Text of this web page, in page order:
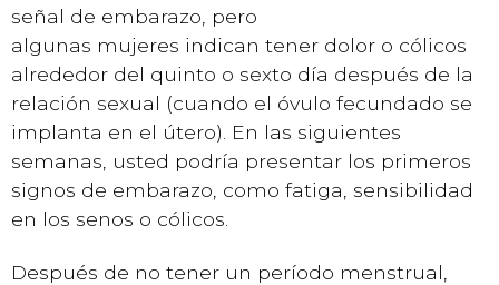
señal de embarazo, pero
algunas mujeres indican tener dolor o cólicos
alrededor del quinto o sexto día después de la
relación sexual (cuando el óvulo fecundado se
implanta en el útero). En las siguientes
semanas, usted podría presentar los primeros
signos de embarazo, como fatiga, sensibilidad
en los senos o cólicos.
Después de no tener un período menstrual,